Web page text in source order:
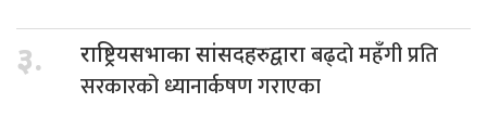
३. राष्ट्रियसभाका सांसदहरुद्वाराबढ्दो महँगी प्रति
सरकारको ध्यानार्कषण गराएका